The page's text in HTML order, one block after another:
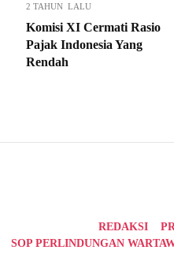
2 TAHUN LALU
Komisi XI Cermati Rasio
Pajak Indonesia Yang
Rendah
REDAKSI
SOP PERLINDUNGAN